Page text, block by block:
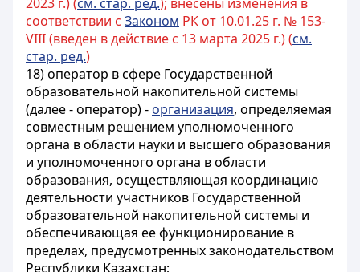
соответствии с Законом РК от 10.01.25 г. № 153-
VIII (введен в действие с 13 марта 2025 г.) (см.
стар. ред.)
18) оператор в сфере Государственной
образовательной накопительной системы
(далее - оператор) - организация, определяемая
совместным решением уполномоченного
органа в области науки и высшего образования
и уполномоченного органа в области
образования, осуществляющая координацию
деятельности участников Государственной
образовательной накопительной системы и
обеспечивающая ее функционирование в
пределах, предусмотренных законодательством
Республики Казахстан;